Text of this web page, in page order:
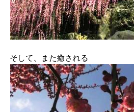
そして、また癒される